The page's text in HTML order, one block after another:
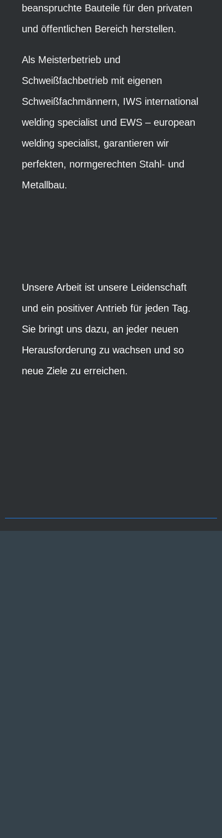
beanspruchte Bauteile für den privaten
und öffentlichen Bereich herstellen.
Als Meisterbetrieb und
Schweißfachbetrieb mit eigenen
Schweißfachmännern, IWS international
welding specialist und EWS – european
welding specialist, garantieren wir
perfekten, normgerechten Stahl- und
Metallbau.
Unsere Arbeit ist unsere Leidenschaft
und ein positiver Antrieb für jeden Tag.
Sie bringt uns dazu, an jeder neuen
Herausforderung zu wachsen und so
neue Ziele zu erreichen.